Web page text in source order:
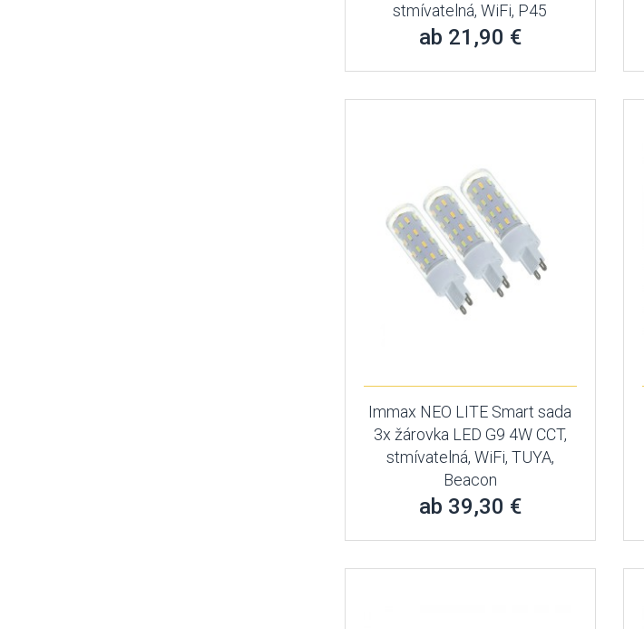
stmívatelná, WiFi, P45
ab 21,90 €
Immax NEO LITE Smart sada
3x žárovka LED G9 4W CCT,
stmívatelná, WiFi, TUYA,
Beacon
ab 39,30 €